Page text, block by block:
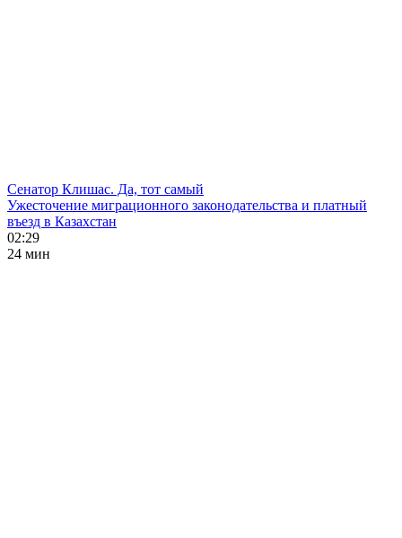
Сенатор Клишас. Да, тот самый
Ужесточение миграционного законодательства и платный
въезд в Казахстан
02:29
24 мин